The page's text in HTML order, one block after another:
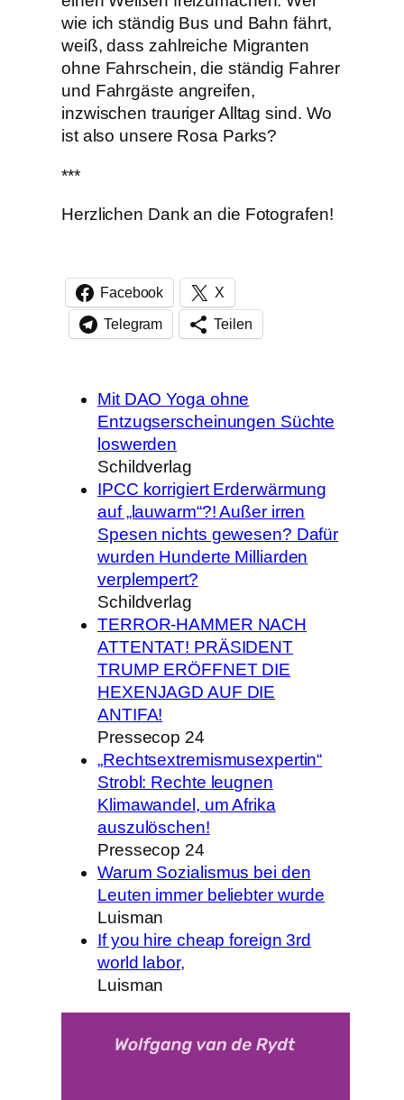
wie ich ständig Bus und Bahn fährt,
weiß, dass zahlreiche Migranten
ohne Fahrschein, die ständig Fahrer
und Fahrgäste angreifen,
inzwischen trauriger Alltag sind. Wo
ist also unsere Rosa Parks?
***
Herzlichen Dank an die Fotografen!
Facebook X
Telegram Teilen
Mit DAO Yoga ohne
Entzugserscheinungen Süchte
loswerden
Schildverlag
IPCC korrigiert Erderwärmung
auf „lauwarm“?! Außer irren
Spesen nichts gewesen? Dafür
wurden Hunderte Milliarden
verplempert?
Schildverlag
TERROR-HAMMER NACH
ATTENTAT! PRÄSIDENT
TRUMP ERÖFFNET DIE
HEXENJAGD AUF DIE
ANTIFA!
Pressecop 24
„Rechtsextremismusexpertin“
Strobl: Rechte leugnen
Klimawandel, um Afrika
auszulöschen!
Pressecop 24
Warum Sozialismus bei den
Leuten immer beliebter wurde
Luisman
If you hire cheap foreign 3rd
world labor,
Luisman